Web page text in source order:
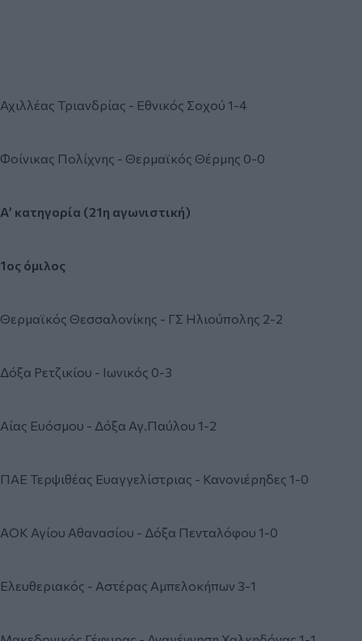
Αχιλλέας Τριανδρίας - Εθνικός Σοχού 1-4
Φοίνικας Πολίχνης - Θερμαϊκός Θέρμης 0-0
Α’ κατηγορία (21η αγωνιστική)
1ος όμιλος
Θερμαϊκός Θεσσαλονίκης - ΓΣ Ηλιούπολης 2-2
Δόξα Ρετζικίου - Ιωνικός 0-3
Αίας Ευόσμου - Δόξα Αγ.Παύλου 1-2
ΠΑΕ Τερψιθέας Ευαγγελίστριας - Κανονιέρηδες 1-0
ΑΟΚ Αγίου Αθανασίου - Δόξα Πενταλόφου 1-0
Ελευθεριακός - Αστέρας Αμπελοκήπων 3-1